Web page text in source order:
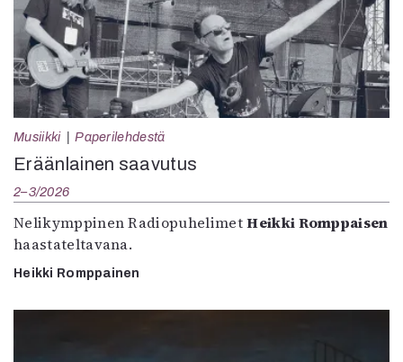
Musiikki Paperilehdestä
Eräänlainen saavutus
2–3/2026
Nelikymppinen RadiopuhelimetHeikki Romppaisen
haastateltavana.
Heikki Romppainen